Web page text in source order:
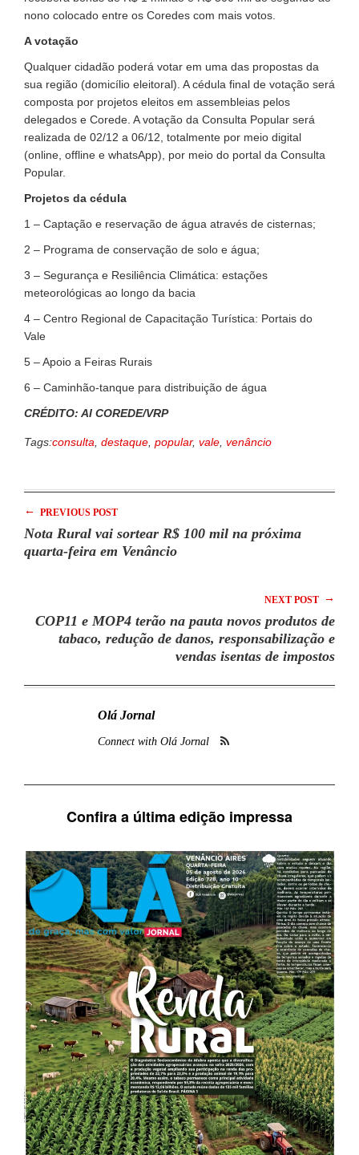
nono colocado entre os Coredes com mais votos.
A votação
Qualquer cidadão poderá votar em uma das propostas da
sua região (domicílio eleitoral). A cédula final de votação será
composta por projetos eleitos em assembleias pelos
delegados e Corede. A votação da Consulta Popular será
realizada de 02/12 a 06/12, totalmente por meio digital
(online, offline e whatsApp), por meio do portal da Consulta
Popular.
Projetos da cédula
1 – Captação e reservação de água através de cisternas;
2 – Programa de conservação de solo e água;
3 – Segurança e Resiliência Climática: estações
meteorológicas ao longo da bacia
4 – Centro Regional de Capacitação Turística: Portais do
Vale
5 – Apoio a Feiras Rurais
6 – Caminhão-tanque para distribuição de água
CRÉDITO: AI COREDE/VRP
Tags:consulta destaque popular, vale venâncio
← PREVIOUS POST
Nota Rural vai sortear R$ 100 mil na próxima
quarta-feira em Venâncio
NEXT POST →
COP11 e MOP4 terão na pauta novos produtos de
tabaco, redução de danos, responsabilização e
vendas isentas de impostos
Olá Jornal
Connect with Olá Jornal
Confira a última edição impressa